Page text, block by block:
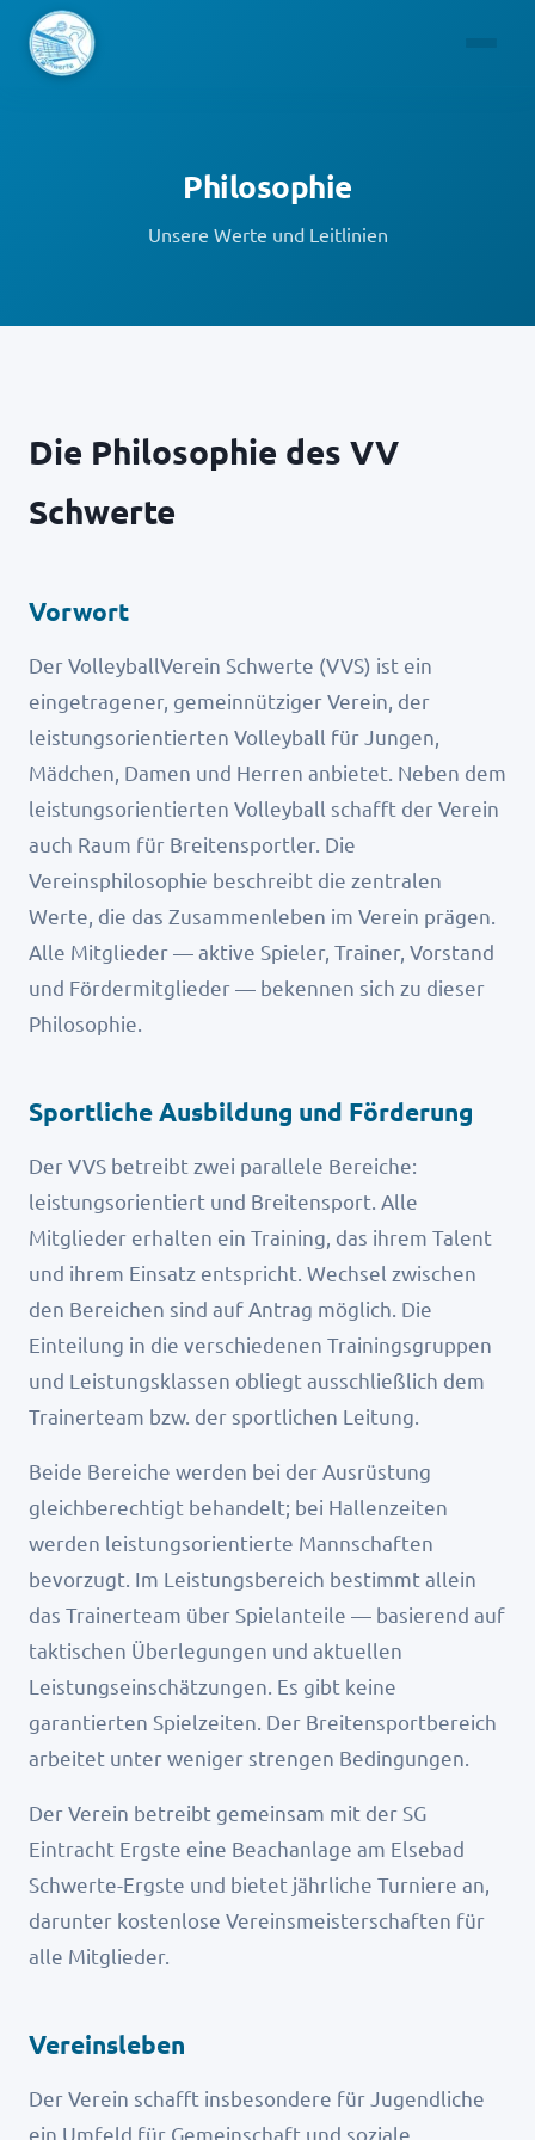
Philosophie
Unsere Werte und Leitlinien
Die Philosophie des VV
Schwerte
Vorwort
Der VolleyballVerein Schwerte (VVS) ist ein
eingetragener, gemeinnütziger Verein, der
leistungsorientierten Volleyball für Jungen,
Mädchen, Damen und Herren anbietet. Neben dem
leistungsorientierten Volleyball schafft der Verein
auch Raum für Breitensportler. Die
Vereinsphilosophie beschreibt die zentralen
Werte, die das Zusammenleben im Verein prägen.
Alle Mitglieder — aktive Spieler, Trainer, Vorstand
und Fördermitglieder — bekennen sich zu dieser
Philosophie.
Sportliche Ausbildung und Förderung
Der VVS betreibt zwei parallele Bereiche:
leistungsorientiert und Breitensport. Alle
Mitglieder erhalten ein Training, das ihrem Talent
und ihrem Einsatz entspricht. Wechsel zwischen
den Bereichen sind auf Antrag möglich. Die
Einteilung in die verschiedenen Trainingsgruppen
und Leistungsklassen obliegt ausschließlich dem
Trainerteam bzw. der sportlichen Leitung.
Beide Bereiche werden bei der Ausrüstung
gleichberechtigt behandelt; bei Hallenzeiten
werden leistungsorientierte Mannschaften
bevorzugt. Im Leistungsbereich bestimmt allein
das Trainerteam über Spielanteile — basierend auf
taktischen Überlegungen und aktuellen
Leistungseinschätzungen. Es gibt keine
garantierten Spielzeiten. Der Breitensportbereich
arbeitet unter weniger strengen Bedingungen.
Der Verein betreibt gemeinsam mit der SG
Eintracht Ergste eine Beachanlage am Elsebad
Schwerte-Ergste und bietet jährliche Turniere an,
darunter kostenlose Vereinsmeisterschaften für
alle Mitglieder.
Vereinsleben
Der Verein schafft insbesondere für Jugendliche
ein Umfeld für Gemeinschaft und soziale